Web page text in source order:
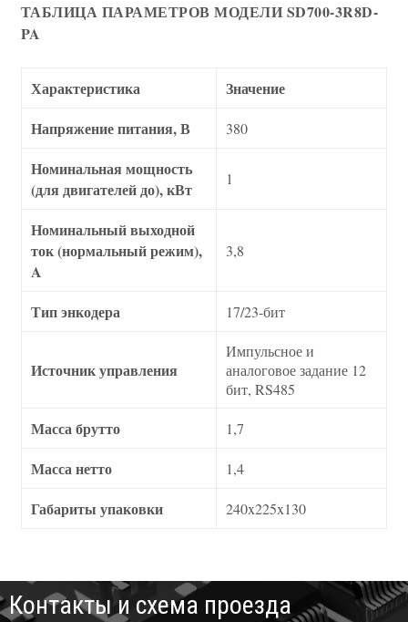
ТАБЛИЦА ПАРАМЕТРОВ МОДЕЛИ SD700-3R8D-
PA
Характеристика
Значение
Напряжение питания, В
380
Номинальная мощность
(для двигателей до), кВт
1
Номинальный выходной
ток (нормальный режим),
A
3,8
Тип энкодера 17/23-бит
Источник управления
Импульсное и
аналоговое задание 12
бит, RS485
Масса брутто 1,7
Масса нетто 1,4
Габариты упаковки 240x225x130
Контакты и схема проезда